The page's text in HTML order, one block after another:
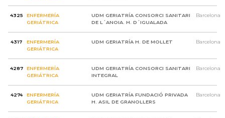
4325
ENFERMERÍA
GERIÁTRICA
UDM GERIATRÍA CONSORCI SANITARI
DE L´ANOIA. H. D´IGUALADA
Barcelona
4317
ENFERMERÍA
GERIÁTRICA
UDM GERIATRÍA H. DE MOLLET Barcelona
4287
ENFERMERÍA
GERIÁTRICA
UDM GERIATRÍA CONSORCI SANITARI
INTEGRAL
Barcelona
4274
ENFERMERÍA
GERIÁTRICA
UDM GERIATRÍA FUNDACIÓ PRIVADA
H. ASIL DE GRANOLLERS
Barcelona